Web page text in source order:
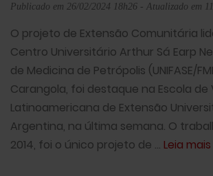
Publicado em 26/02/2024 18h26 - Atualizado em
O projeto de Extensão Comunitária
Centro Universitário Arthur Sá Earp
de Medicina de Petrópolis (UNIFASE/
Carangola, foi destaque na Escola de
Latinoamericana de Extensão
Argentina, na última semana. O
2014, foi o único projeto de ... Leia mais